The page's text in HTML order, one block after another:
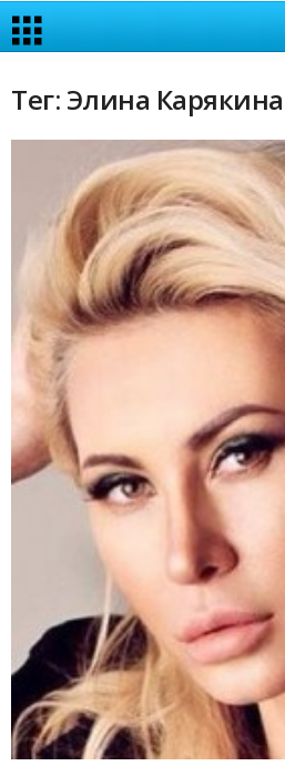
Тег: Элина Карякина